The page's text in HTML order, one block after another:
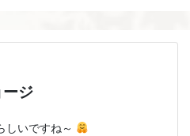
ージ
しいですね～